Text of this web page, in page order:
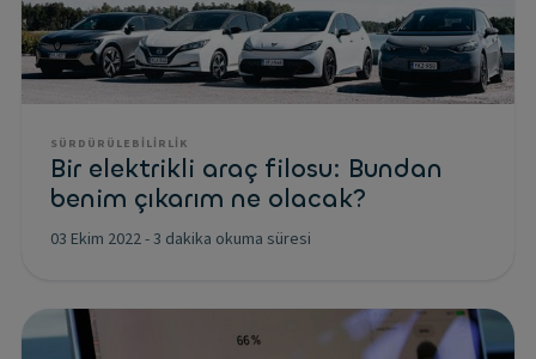
SÜRDÜRÜLEBILIRLIK
Bir elektrikli araç filosu: Bundan
benim çıkarım ne olacak?
03 Ekim 2022-3 dakika okuma süresi